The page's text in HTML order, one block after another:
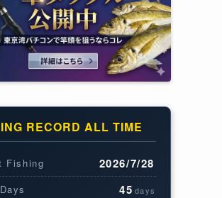
RECORD ALL TIME
Fishing 2026/7/28
45 days